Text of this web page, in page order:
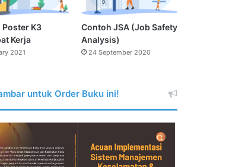
Poster K3
Kerja
2021
Contoh JSA (Job Safety
Analysis)
24 September 2020
untuk Order Buku ini!